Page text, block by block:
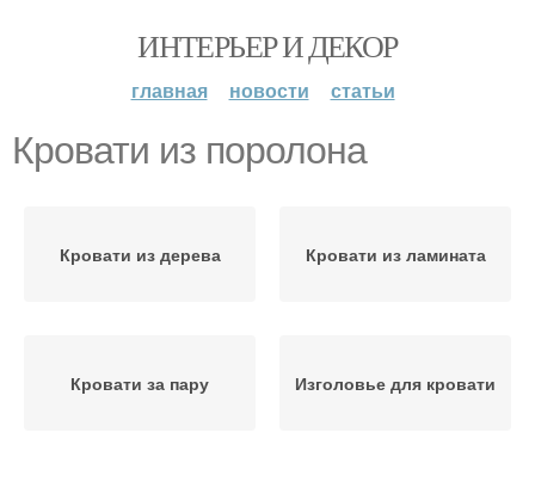
ИНТЕРЬЕР И ДЕКОР
главная новости статьи
Кровати из поролона
Кровати из дерева Кровати из ламината
Кровати за пару Изголовье для кровати